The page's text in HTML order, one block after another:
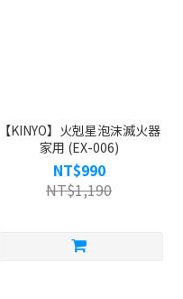
【KINYO】火剋星泡沫滅火器
家用 (EX-006)
NT$990
NT$1,190